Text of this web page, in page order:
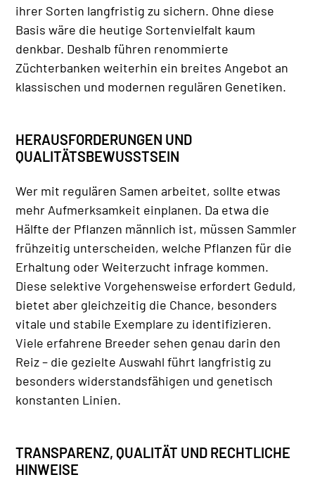
ihrer Sorten langfristig zu sichern. Ohne diese
Basis wäre die heutige Sortenvielfalt kaum
denkbar. Deshalb führen renommierte
Züchterbanken weiterhin ein breites Angebot an
klassischen und modernen regulären Genetiken.
HERAUSFORDERUNGEN UND
QUALITÄTSBEWUSSTSEIN
Wer mit regulären Samen arbeitet, sollte etwas
mehr Aufmerksamkeit einplanen. Da etwa die
Hälfte der Pflanzen männlich ist, müssen Sammler
frühzeitig unterscheiden, welche Pflanzen für die
Erhaltung oder Weiterzucht infrage kommen.
Diese selektive Vorgehensweise erfordert Geduld,
bietet aber gleichzeitig die Chance, besonders
vitale und stabile Exemplare zu identifizieren.
Viele erfahrene Breeder sehen genau darin den
Reiz – die gezielte Auswahl führt langfristig zu
besonders widerstandsfähigen und genetisch
konstanten Linien.
TRANSPARENZ, QUALITÄT UND RECHTLICHE
HINWEISE